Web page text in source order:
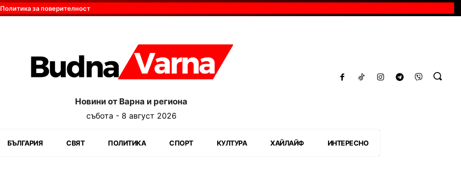
Политика за поверителност
Новини от Варна и региона
събота - 8 август 2026
БЪЛГАРИЯ СВЯТ ПОЛИТИКА СПОРТ КУЛТУРА ХАЙЛАЙФ ИНТЕРЕСНО